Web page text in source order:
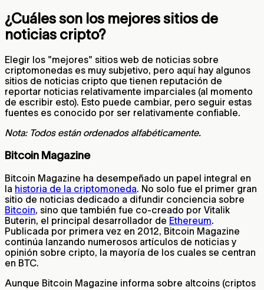
¿Cuáles son los mejores sitios de
noticias cripto?
Elegir los "mejores" sitios web de noticias sobre
criptomonedas es muy subjetivo, pero aquí hay algunos
sitios de noticias cripto que tienen reputación de
reportar noticias relativamente imparciales (al momento
de escribir esto). Esto puede cambiar, pero seguir estas
fuentes es conocido por ser relativamente confiable.
Nota: Todos están ordenados alfabéticamente.
Bitcoin Magazine
Bitcoin Magazine ha desempeñado un papel integral en
la historia de la criptomoneda. No solo fue el primer gran
sitio de noticias dedicado a difundir conciencia sobre
Bitcoin, sino que también fue co-creado por Vitalik
Buterin, el principal desarrollador de Ethereum.
Publicada por primera vez en 2012, Bitcoin Magazine
continúa lanzando numerosos artículos de noticias y
opinión sobre cripto, la mayoría de los cuales se centran
en BTC.
Aunque Bitcoin Magazine informa sobre altcoins (criptos